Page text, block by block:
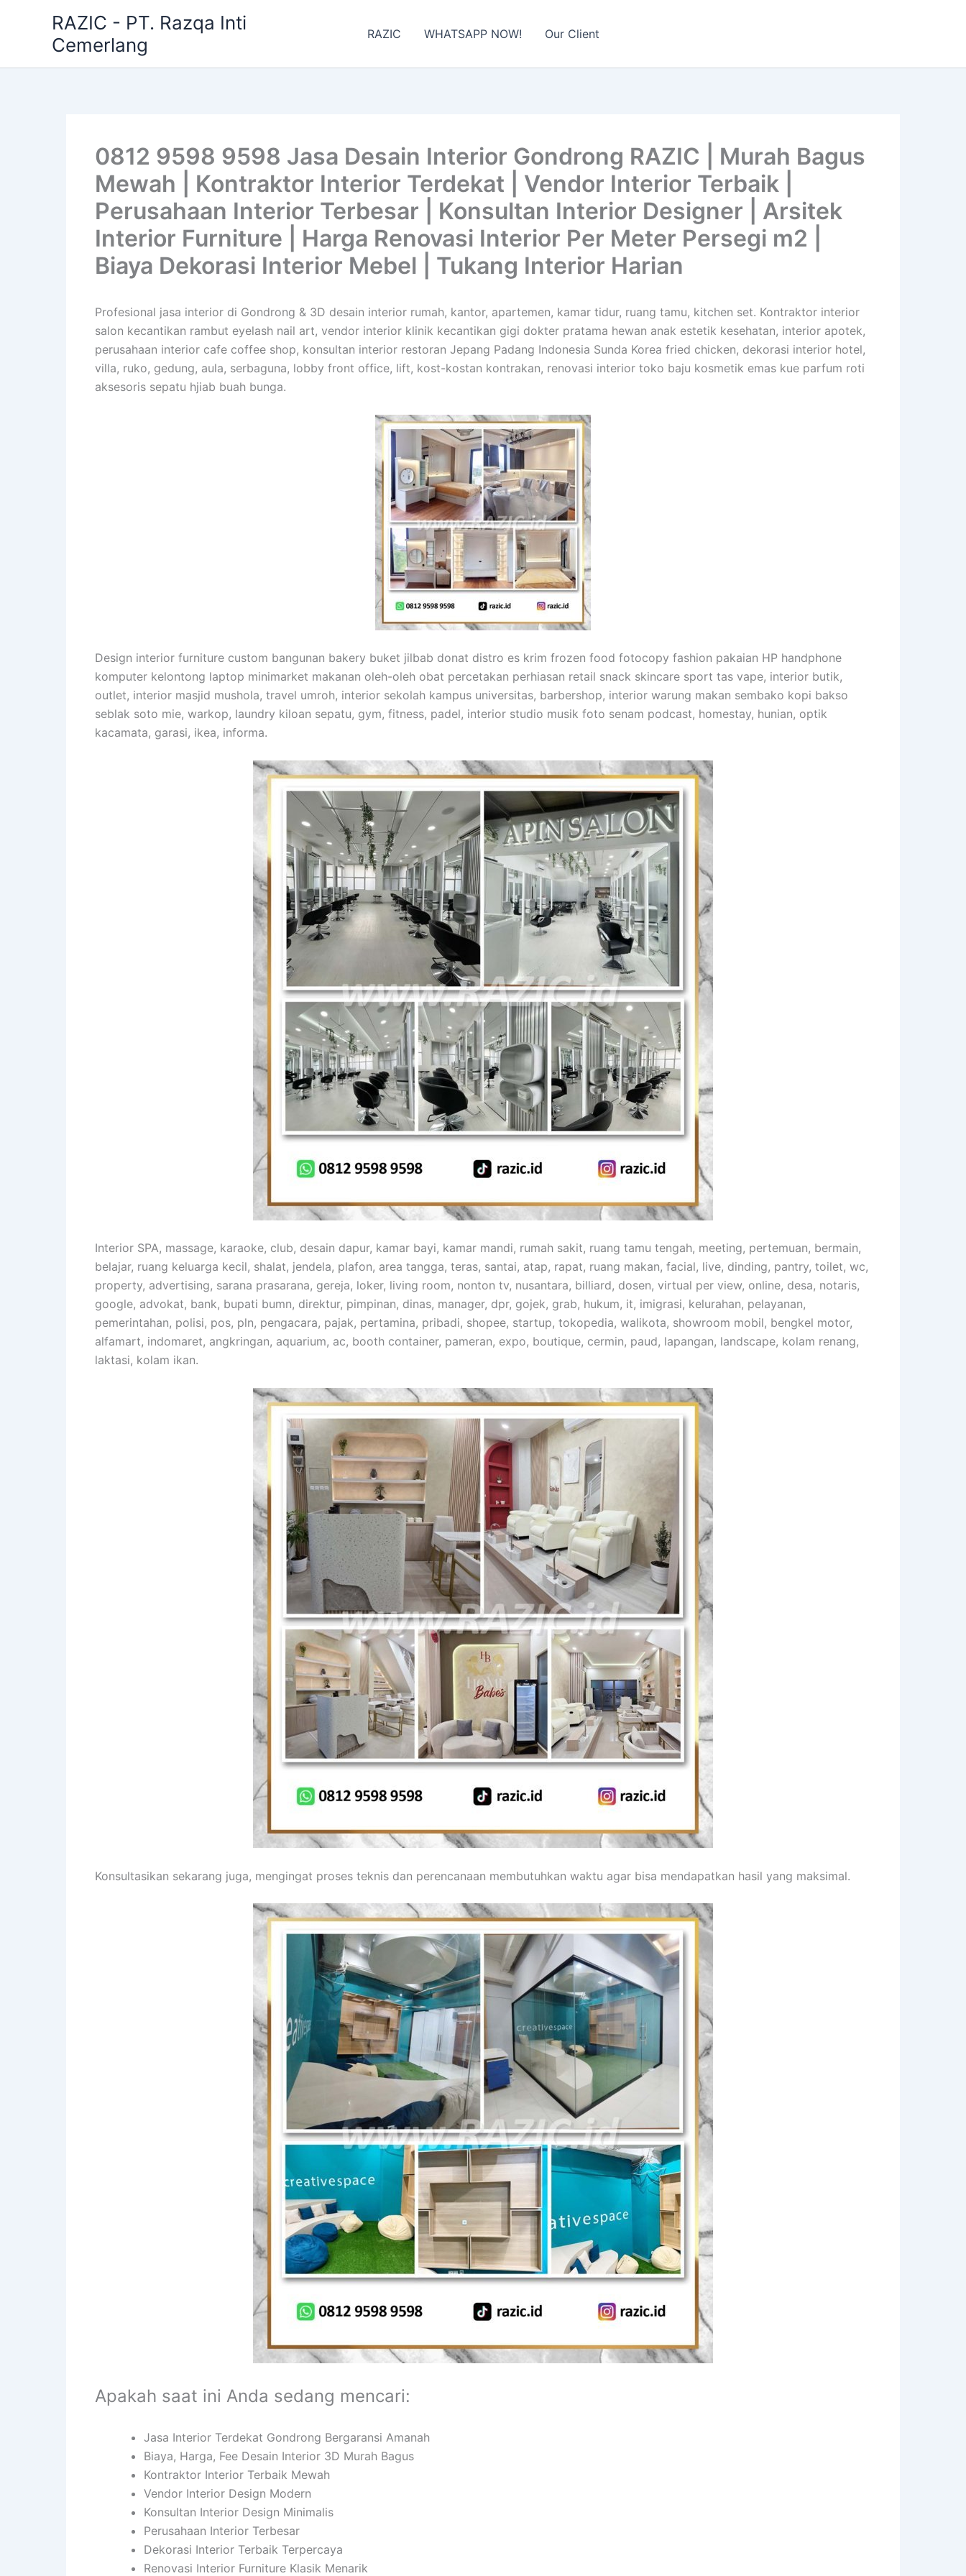
RAZIC - PT. Razqa Inti
Cemerlang
RAZIC WHATSAPP NOW! Our Client
0812 9598 9598 Jasa Desain Interior Gondrong RAZIC | Murah Bagus
Mewah | Kontraktor Interior Terdekat | Vendor Interior Terbaik |
Perusahaan Interior Terbesar | Konsultan Interior Designer | Arsitek
Interior Furniture | Harga Renovasi Interior Per Meter Persegi m2 |
Biaya Dekorasi Interior Mebel | Tukang Interior Harian
Profesional jasa interior di Gondrong & 3D desain interior rumah, kantor, apartemen, kamar tidur, ruang tamu, kitchen set. Kontraktor interior
salon kecantikan rambut eyelash nail art, vendor interior klinik kecantikan gigi dokter pratama hewan anak estetik kesehatan, interior apotek,
perusahaan interior cafe coffee shop, konsultan interior restoran Jepang Padang Indonesia Sunda Korea fried chicken, dekorasi interior hotel,
villa, ruko, gedung, aula, serbaguna, lobby front office, lift, kost-kostan kontrakan, renovasi interior toko baju kosmetik emas kue parfum roti
aksesoris sepatu hjiab buah bunga.
Design interior furniture custom bangunan bakery buket jilbab donat distro es krim frozen food fotocopy fashion pakaian HP handphone
komputer kelontong laptop minimarket makanan oleh-oleh obat percetakan perhiasan retail snack skincare sport tas vape, interior butik,
outlet, interior masjid mushola, travel umroh, interior sekolah kampus universitas, barbershop, interior warung makan sembako kopi bakso
seblak soto mie, warkop, laundry kiloan sepatu, gym, fitness, padel, interior studio musik foto senam podcast, homestay, hunian, optik
kacamata, garasi, ikea, informa.
Interior SPA, massage, karaoke, club, desain dapur, kamar bayi, kamar mandi, rumah sakit, ruang tamu tengah, meeting, pertemuan, bermain,
belajar, ruang keluarga kecil, shalat, jendela, plafon, area tangga, teras, santai, atap, rapat, ruang makan, facial, live, dinding, pantry, toilet, wc,
property, advertising, sarana prasarana, gereja, loker, living room, nonton tv, nusantara, billiard, dosen, virtual per view, online, desa, notaris,
google, advokat, bank, bupati bumn, direktur, pimpinan, dinas, manager, dpr, gojek, grab, hukum, it, imigrasi, kelurahan, pelayanan,
pemerintahan, polisi, pos, pln, pengacara, pajak, pertamina, pribadi, shopee, startup, tokopedia, walikota, showroom mobil, bengkel motor,
alfamart, indomaret, angkringan, aquarium, ac, booth container, pameran, expo, boutique, cermin, paud, lapangan, landscape, kolam renang,
laktasi, kolam ikan.
Konsultasikan sekarang juga, mengingat proses teknis dan perencanaan membutuhkan waktu agar bisa mendapatkan hasil yang maksimal.
Apakah saat ini Anda sedang mencari:
Jasa Interior Terdekat Gondrong Bergaransi Amanah
Biaya, Harga, Fee Desain Interior 3D Murah Bagus
Kontraktor Interior Terbaik Mewah
Vendor Interior Design Modern
Konsultan Interior Design Minimalis
Perusahaan Interior Terbesar
Dekorasi Interior Terbaik Terpercaya
Renovasi Interior Furniture Klasik Menarik